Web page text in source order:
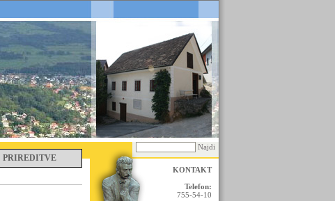
Najdi
PRIREDITVE
KONTAKT
Telefon:
755-54-10